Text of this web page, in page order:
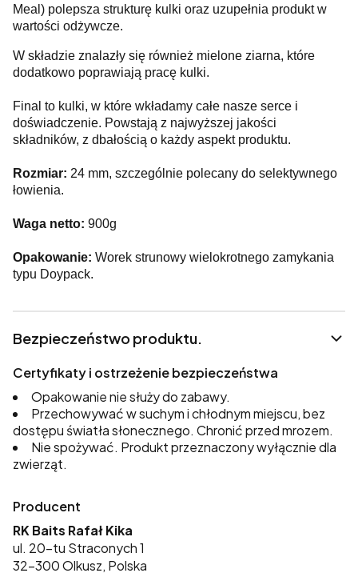
Meal) polepsza strukturę kulki oraz uzupełnia produkt w
wartości odżywcze.
W składzie znalazły się również mielone ziarna, które
dodatkowo poprawiają pracę kulki.
Final to kulki, w które wkładamy całe nasze serce i
doświadczenie. Powstają z najwyższej jakości
składników, z dbałością o każdy aspekt produktu.
Rozmiar: 24 mm, szczególnie polecany do selektywnego
łowienia.
Waga netto: 900g
Opakowanie: Worek strunowy wielokrotnego zamykania
typu Doypack.
Bezpieczeństwo produktu.
Certyfikaty i ostrzeżenie bezpieczeństwa
Opakowanie nie służy do zabawy.
Przechowywać w suchym i chłodnym miejscu, bez
dostępu światła słonecznego. Chronić przed mrozem.
Nie spożywać. Produkt przeznaczony wyłącznie dla
zwierząt.
Producent
RK Baits Rafał Kika
ul. 20-tu Straconych 1
32-300 Olkusz, Polska